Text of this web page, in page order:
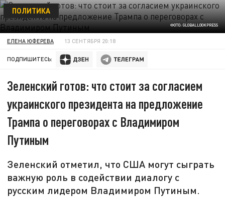
ФОТО: GLOBALLOOKPRESS
ПОЛИТИКА
ЕЛЕНА ЮФЕРЕВА 13 СЕНТЯБРЯ 20:18
ПОДПИШИТЕСЬ:
Зеленский готов: что стоит за согласием
украинского президента на предложение
Трампа о переговорах с Владимиром
Путиным
Зеленский отметил, что США могут сыграть
важную роль в содействии диалогу с
русским лидером Владимиром Путиным.